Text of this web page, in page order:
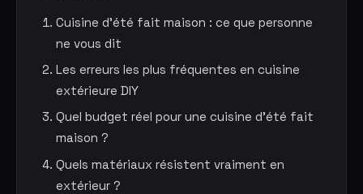
Cuisine d'été fait maison : ce que personne
ne vous dit
Les erreurs les plus fréquentes en cuisine
extérieure DIY
Quel budget réel pour une cuisine d'été fait
maison ?
Quels matériaux résistent vraiment en
extérieur ?